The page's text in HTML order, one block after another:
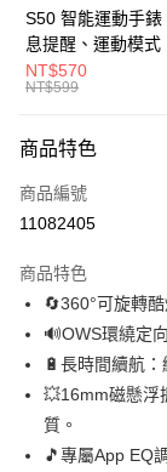
悠遊付
Google Pay
ATM付款
運送方式
全家取貨付款
每筆NT$60，滿
付款後全家取貨
每筆NT$60，滿
每筆NT$60，滿
付款後萊爾富取貨
每筆NT$60，滿
S50 智能運動手錶
息提醒、運動模式
NT$570
NT$599
商品特色
商品編號
11082405
商品特色
🔄360°可旋轉
🔊OWS環繞定
🔋長時間續航
💥16mm磁懸浮
質。
🎵專屬App EQ